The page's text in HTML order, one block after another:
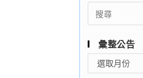
Search
for:
彙整公告
整
選取月份